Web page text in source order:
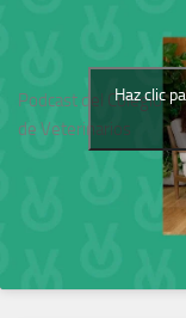
Podcast del Colegio
de Veterinarios
Haz clic